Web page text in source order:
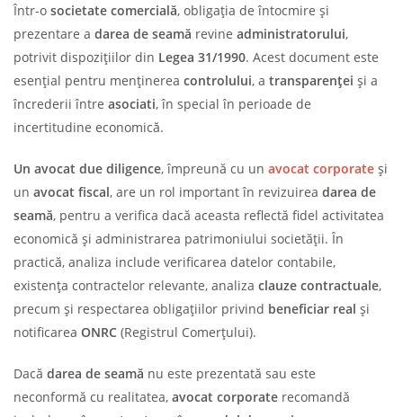
Într-o societate comercială, obligația de întocmire și
prezentare a darea de seamă revine administratorului,
potrivit dispozițiilor din Legea 31/1990. Acest document este
esențial pentru menținerea controlului, a transparenței și a
încrederii între asociati, în special în perioade de
incertitudine economică.
Un avocat due diligence, împreună cu un avocat corporate și
un avocat fiscal, are un rol important în revizuirea darea de
seamă, pentru a verifica dacă aceasta reflectă fidel activitatea
economică și administrarea patrimoniului societății. În
practică, analiza include verificarea datelor contabile,
existența contractelor relevante, analiza clauze contractuale,
precum și respectarea obligațiilor privind beneficiar real și
notificarea ONRC (Registrul Comerțului).
Dacă darea de seamă nu este prezentată sau este
neconformă cu realitatea, avocat corporate recomandă